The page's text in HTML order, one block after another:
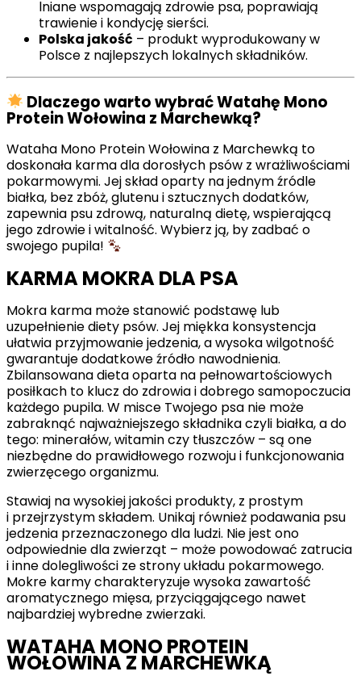
lniane wspomagają zdrowie psa, poprawiają
trawienie i kondycję sierści.
Polska jakość – produkt wyprodukowany w
Polsce z najlepszych lokalnych składników.
Dlaczego warto wybrać Watahę Mono
Protein Wołowina z Marchewką?
Wataha Mono Protein Wołowina z Marchewką to
doskonała karma dla dorosłych psów z wrażliwościami
pokarmowymi. Jej skład oparty na jednym źródle
białka, bez zbóż, glutenu i sztucznych dodatków,
zapewnia psu zdrową, naturalną dietę, wspierającą
jego zdrowie i witalność. Wybierz ją, by zadbać o
swojego pupila!
KARMA MOKRA DLA PSA
Mokra karma może stanowić podstawę lub
uzupełnienie diety psów. Jej miękka konsystencja
ułatwia przyjmowanie jedzenia, a wysoka wilgotność
gwarantuje dodatkowe źródło nawodnienia.
Zbilansowana dieta oparta na pełnowartościowych
posiłkach to klucz do zdrowia i dobrego samopoczucia
każdego pupila. W misce Twojego psa nie może
zabraknąć najważniejszego składnika czyli białka, a do
tego: minerałów, witamin czy tłuszczów – są one
niezbędne do prawidłowego rozwoju i funkcjonowania
zwierzęcego organizmu.
Stawiaj na wysokiej jakości produkty, z prostym
i przejrzystym składem. Unikaj również podawania psu
jedzenia przeznaczonego dla ludzi. Nie jest ono
odpowiednie dla zwierząt – może powodować zatrucia
i inne dolegliwości ze strony układu pokarmowego.
Mokre karmy charakteryzuje wysoka zawartość
aromatycznego mięsa, przyciągającego nawet
najbardziej wybredne zwierzaki.
WATAHA MONO PROTEIN
WOŁOWINA Z MARCHEWKĄ